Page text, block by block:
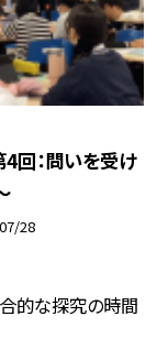
：問いを受け
28
的な探究の時間